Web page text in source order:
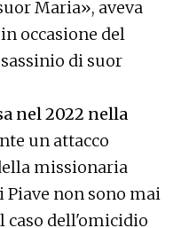
Maria», aveva
occasione del
di suor
nel 2022 nella
un attacco
missionaria
Piave non sono mai
caso dell'omicidio